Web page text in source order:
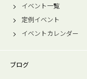
イベント一覧
定例イベント
イベントカレンダー
ブログ